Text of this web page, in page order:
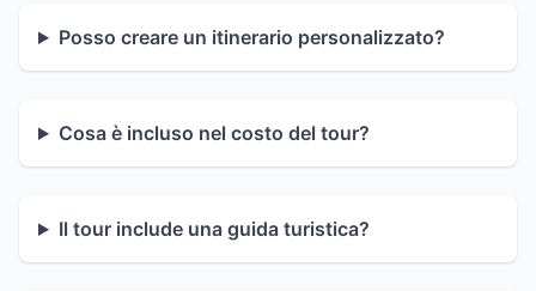
Posso creare un itinerario personalizzato?
Cosa è incluso nel costo del tour?
Il tour include una guida turistica?